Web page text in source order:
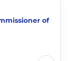
of